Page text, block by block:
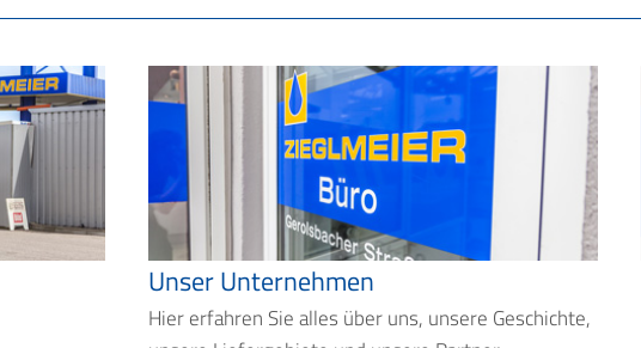
Unser Unternehmen
Hier erfahren Sie alles über uns, unsere Geschichte,